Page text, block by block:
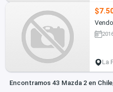
La
Encontramos 43 Mazda 2 en